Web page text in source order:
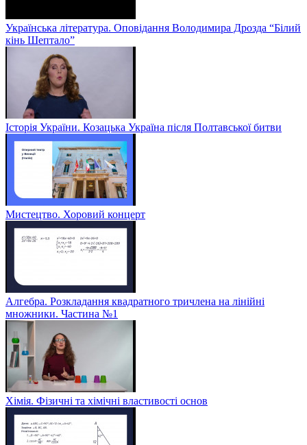
Українська література. Оповідання Володимира Дрозда “Білий
кінь Шептало”
Історія України. Козацька Україна після Полтавської битви
Мистецтво. Хоровий концерт
Алгебра. Розкладання квадратного тричлена на лінійні
множники. Частина №1
Хімія. Фізичні та хімічні властивості основ